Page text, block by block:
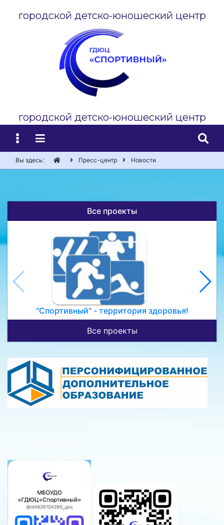
городской детско-юношеский центр
городской детско-юношеский центр
Вы здесь: Пресс-центр Новости
Все проекты
"Спортивный" - территория здоровья!
Все проекты